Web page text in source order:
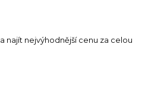
a najít nejvýhodnější cenu za celou